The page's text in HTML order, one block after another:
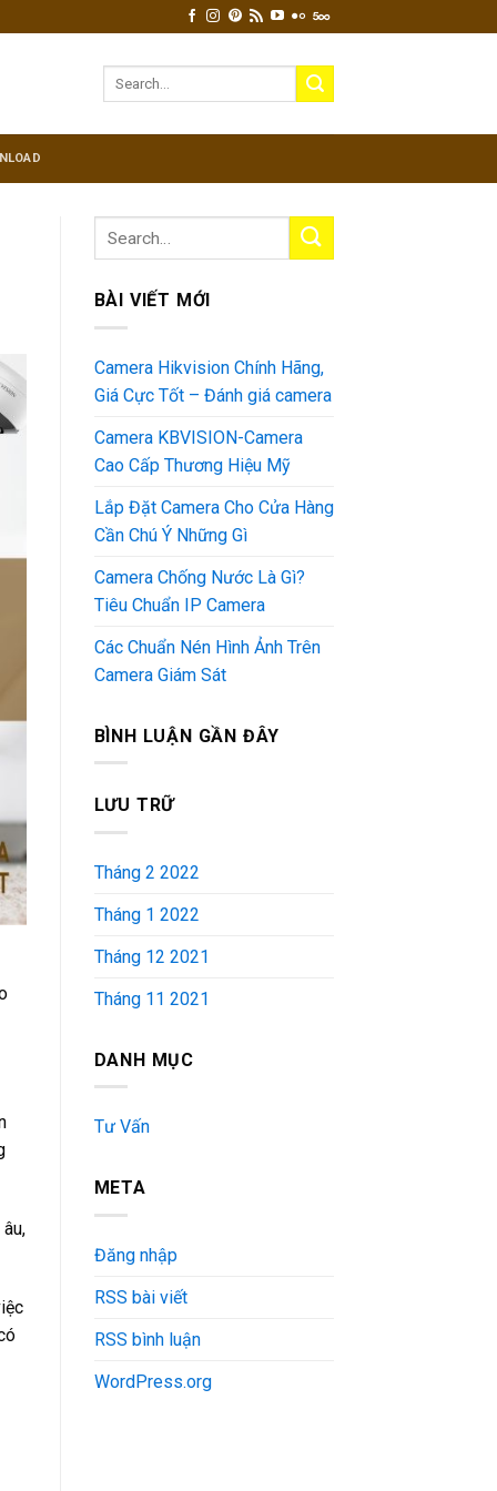
BÀI VIẾT MỚI
Camera Hikvision Chính Hãng,
Giá Cực Tốt – Đánh giá camera
Camera KBVISION-Camera
Cao Cấp Thương Hiệu Mỹ
Lắp Đặt Camera Cho Cửa Hàng
Cần Chú Ý Những Gì
Camera Chống Nước Là Gì?
Tiêu Chuẩn IP Camera
Các Chuẩn Nén Hình Ảnh Trên
Camera Giám Sát
BÌNH LUẬN GẦN ĐÂY
LƯU TRỮ
Tháng 2 2022
Tháng 1 2022
Tháng 12 2021
Tháng 11 2021
DANH MỤC
Tư Vấn
META
Đăng nhập
RSS bài viết
RSS bình luận
WordPress.org